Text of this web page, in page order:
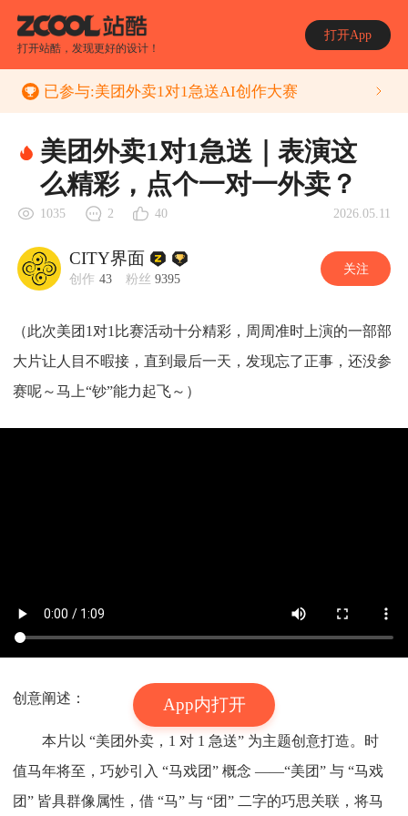
打开站酷，发现更好的设计！
打开App
App内打开
已参与:美团外卖1对1急送AI创作大赛
美团外卖1对1急送｜表演这
么精彩，点个一对一外卖？
1035 2 40 2026.05.11
CITY界面
创作 43 粉丝 9395
关注
（此次美团1对1比赛活动十分精彩，周周准时上演的一部部
大片让人目不暇接，直到最后一天，发现忘了正事，还没参
赛呢～马上“钞”能力起飞～）
创意阐述：
本片以 “美团外卖，1 对 1 急送” 为主题创意打造。时
值马年将至，巧妙引入 “马戏团” 概念 ——“美团” 与 “马戏
团” 皆具群像属性，借 “马” 与 “团” 二字的巧思关联，将马